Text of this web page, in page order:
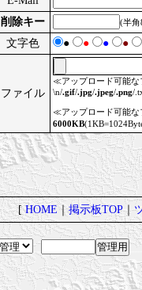
削除キー
(半角
文字色 ● ● ● ●
ファイル
≪アップロード可能
\n/.gif/.jpg/.jpeg/.png/
≪アップロード可能
6000KB
[HOME｜掲示板TOP｜